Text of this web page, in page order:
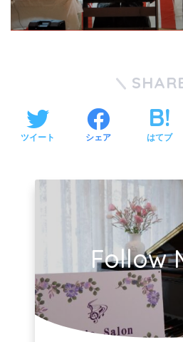
ツイート シェア はてブ
Follow